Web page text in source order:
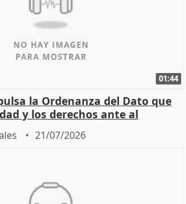
01:44
la Ordenanza del Dato que
y los derechos ante al
21/07/2026